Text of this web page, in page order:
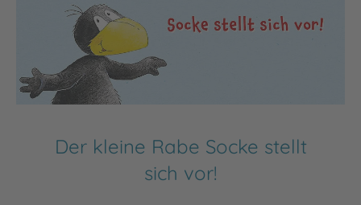
Der kleine Rabe Socke stellt
sich vor!